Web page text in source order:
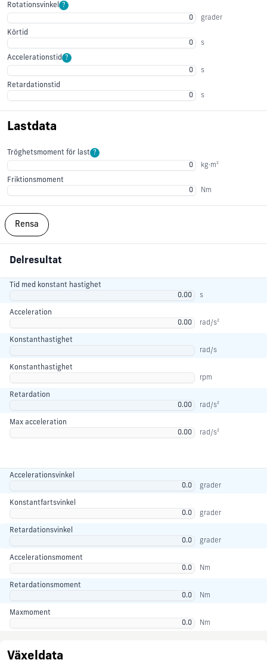
Rotationsvinkel
?
grader
Körtid
s
Accelerationstid
?
s
Retardationstid
s
Lastdata
Tröghetsmoment för last
?
kg·m²
Friktionsmoment
Nm
Rensa
Delresultat
Tid med konstant hastighet
s
Acceleration
rad/s²
Konstanthastighet
rad/s
Konstanthastighet
rpm
Retardation
rad/s²
Max acceleration
rad/s²
Accelerationsvinkel
grader
Konstantfartsvinkel
grader
Retardationsvinkel
grader
Accelerationsmoment
Nm
Retardationsmoment
Nm
Maxmoment
Nm
Växeldata